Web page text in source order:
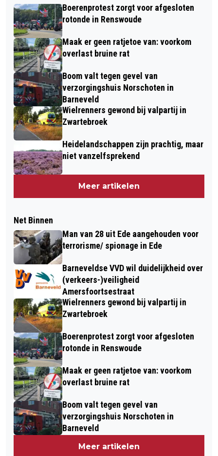
Boerenprotest zorgt voor afgesloten
rotonde in Renswoude
Maak er geen ratjetoe van: voorkom
overlast bruine rat
Boom valt tegen gevel van
verzorgingshuis Norschoten in
Barneveld
Wielrenners gewond bij valpartij in
Zwartebroek
Heidelandschappen zijn prachtig, maar
niet vanzelfsprekend
Meer artikelen
Net Binnen
Man van 28 uit Ede aangehouden voor
terrorisme/ spionage in Ede
Barneveldse VVD wil duidelijkheid over
(verkeers-)veiligheid
Amersfoortsestraat
Wielrenners gewond bij valpartij in
Zwartebroek
Boerenprotest zorgt voor afgesloten
rotonde in Renswoude
Maak er geen ratjetoe van: voorkom
overlast bruine rat
Boom valt tegen gevel van
verzorgingshuis Norschoten in
Barneveld
Meer artikelen